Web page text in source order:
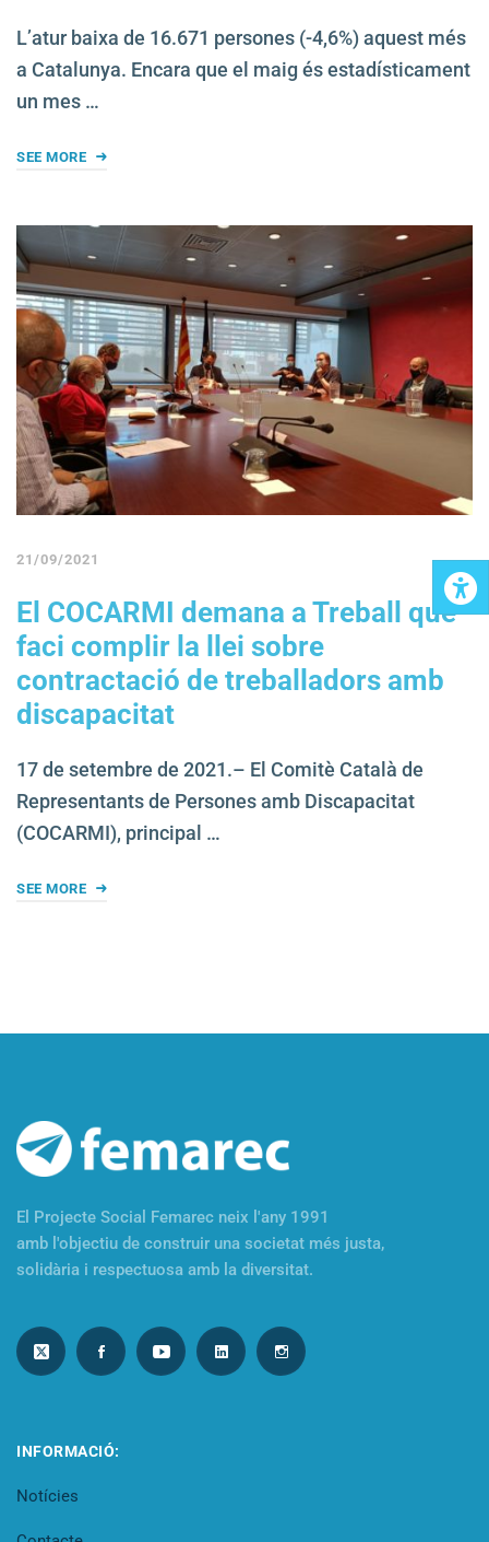
L’atur baixa de 16.671 persones (-4,6%) aquest més
a Catalunya. Encara que el maig és estadísticament
un mes …
SEE MORE
21/09/2021
El COCARMI demana a Treball que
faci complir la llei sobre
contractació de treballadors amb
discapacitat
17 de setembre de 2021.– El Comitè Català de
Representants de Persones amb Discapacitat
(COCARMI), principal …
SEE MORE
El Projecte Social Femarec neix l'any 1991
amb l'objectiu de construir una societat més justa,
solidària i respectuosa amb la diversitat.
INFORMACIÓ:
Notícies